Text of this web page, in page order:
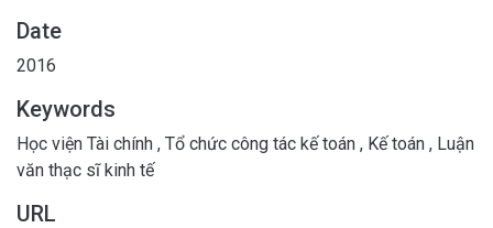
Date
2016
Keywords
Học viện Tài chính , Tổ chức công tác kế toán , Kế toán , Luận
văn thạc sĩ kinh tế
URL